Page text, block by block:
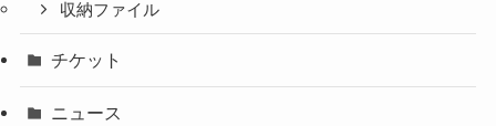
収納ファイル
チケット
ニュース